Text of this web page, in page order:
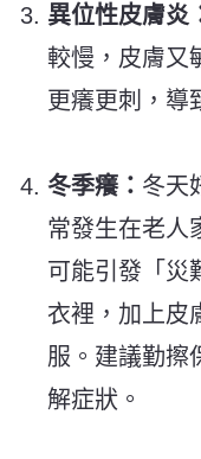
異位性皮膚炎
較慢，皮膚又
更癢更刺，導
冬季癢： 冬天
常發生在老人
可能引發「災
衣裡，加上皮
服。建議勤擦
解症狀。